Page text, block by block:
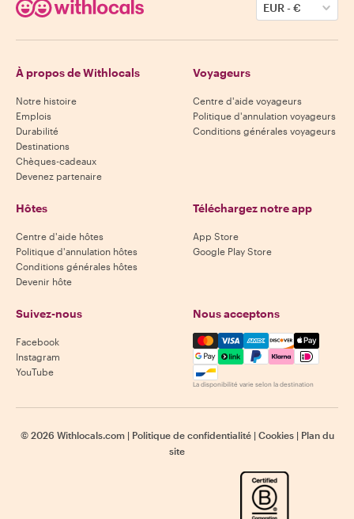
EUR-€
À propos de Withlocals
Notre histoire
Emplois
Durabilité
Destinations
Chèques-cadeaux
Devenez partenaire
Voyageurs
Centre d'aide voyageurs
Politique d'annulation voyageurs
Conditions générales voyageurs
Hôtes
Centre d'aide hôtes
Politique d'annulation hôtes
Conditions générales hôtes
Devenir hôte
Téléchargez notre app
App Store
Google Play Store
Suivez-nous
Facebook
Instagram
YouTube
Nous acceptons
Mastercard, Visa, Amex,
La disponibilité varie selon la destination
© 2026 Withlocals.com | Politique de confidentialité | Cookies | Plan du
site